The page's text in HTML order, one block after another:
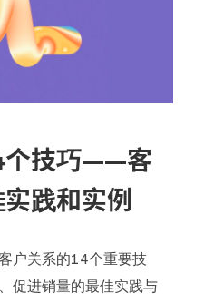
个技巧——客
践和实例
户关系的14个重要技
促进销量的最佳实践与